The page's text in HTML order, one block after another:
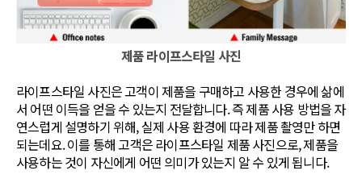
제품 라이프스타일 사진
라이프스타일 사진은 고객이 제품을 구매하고 사용한 경우에 삶에
서 어떤 이득을 얻을 수 있는지 전달합니다. 즉 제품 사용 방법을 자
연스럽게 설명하기 위해, 실제 사용 환경에 따라 제품 촬영만 하면
되는데요. 이를 통해 고객은 라이프스타일 제품 사진으로, 제품을
사용하는 것이 자신에게 어떤 의미가 있는지 알 수 있게 됩니다.